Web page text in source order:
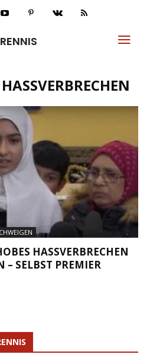
HASSVERBRECHEN
– SELBST PREMIER